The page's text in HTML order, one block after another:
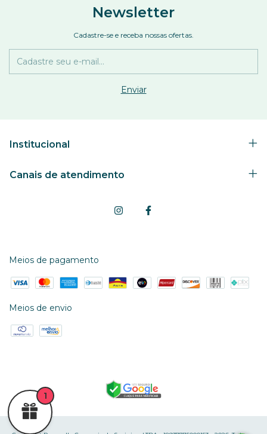
Newsletter
Cadastre-se e receba nossas ofertas.
Institucional
Canais de atendimento
Meios de pagamento
Meios de envio
1